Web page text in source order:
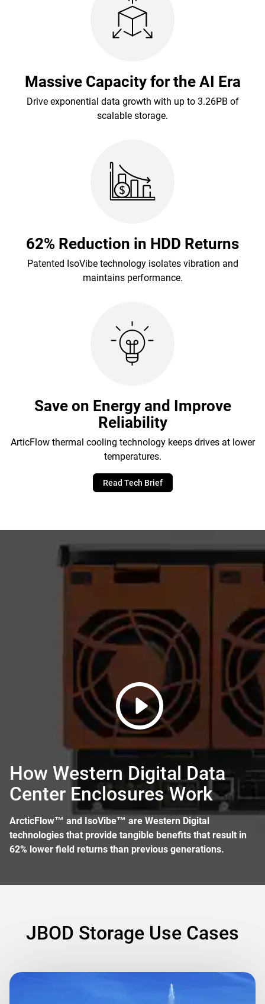
Massive Capacity for the AI Era
Drive exponential data growth with up to 3.26PB of
scalable storage.
62% Reduction in HDD Returns
Patented IsoVibe technology isolates vibration and
maintains performance.
Save on Energy and Improve
Reliability
ArticFlow thermal cooling technology keeps drives at lower
temperatures.
Read Tech Brief
How Western Digital Data
Center Enclosures Work
ArcticFlow™ and IsoVibe™ are Western Digital
technologies that provide tangible benefits that result in
62% lower field returns than previous generations.
JBOD Storage Use Cases